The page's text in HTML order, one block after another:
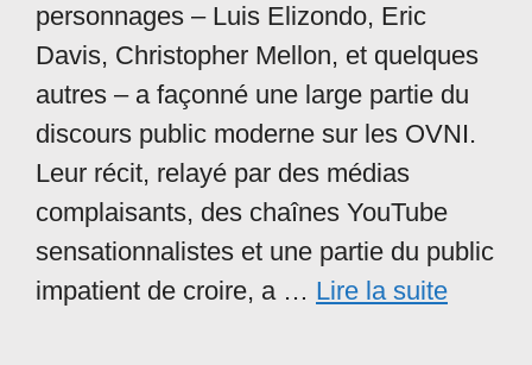
personnages – Luis Elizondo, Eric
Davis, Christopher Mellon, et quelques
autres – a façonné une large partie du
discours public moderne sur les OVNI.
Leur récit, relayé par des médias
complaisants, des chaînes YouTube
sensationnalistes et une partie du public
impatient de croire, a … Lire la suite